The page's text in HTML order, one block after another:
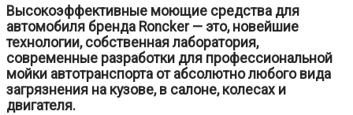
Высокоэффективные моющие средства для
автомобиля бренда Roncker — это, новейшие
технологии, собственная лаборатория,
современные разработки для профессиональной
мойки автотранспорта от абсолютно любого вида
загрязнения на кузове, в салоне, колесах и
двигателя.